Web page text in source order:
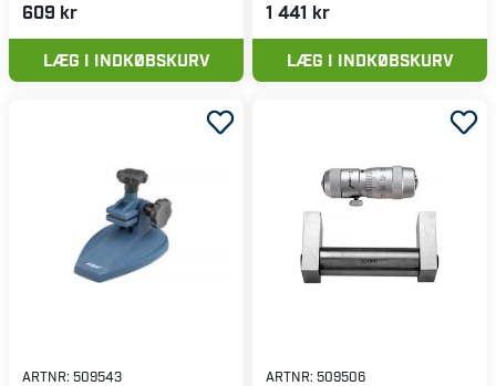
609 kr
LÆG I INDKØBSKURV
1 441 kr
LÆG I INDKØBSKURV
ARTNR: 509543 ARTNR: 509506